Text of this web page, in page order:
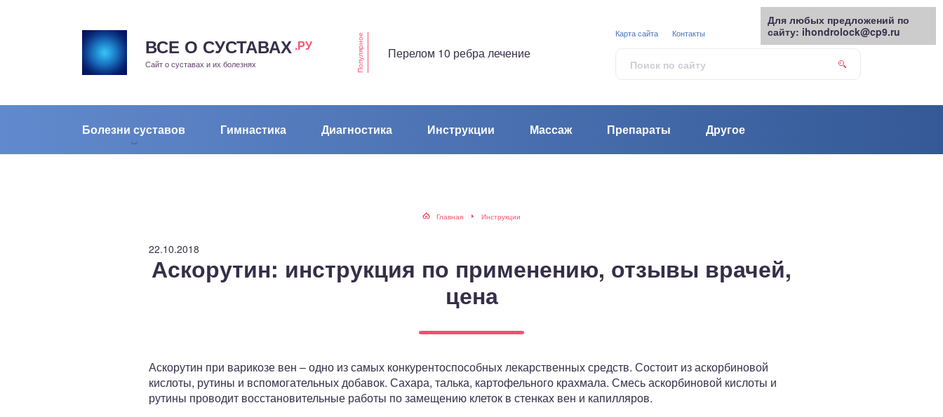
ВСЕ О СУСТАВАХ .РУ
Сайт о суставах и их болезнях Популярное Перелом 10 ребра лечение
Болезни суставов Гимнастика Диагностика Инструкции Массаж Препараты Другое
Карта сайта Контакты
Главная Инструкции
22.10.2018
Аскорутин: инструкция по применению, отзывы врачей,
цена
Аскорутин при варикозе вен – одно из самых конкурентоспособных лекарственных средств. Состоит из аскорбиновой
кислоты, рутины и вспомогательных добавок. Сахара, талька, картофельного крахмала. Смесь аскорбиновой кислоты и
рутины проводит восстановительные работы по замещению клеток в стенках вен и капилляров.
Для любых предложений по
сайту: ihondrolock@cp9.ru